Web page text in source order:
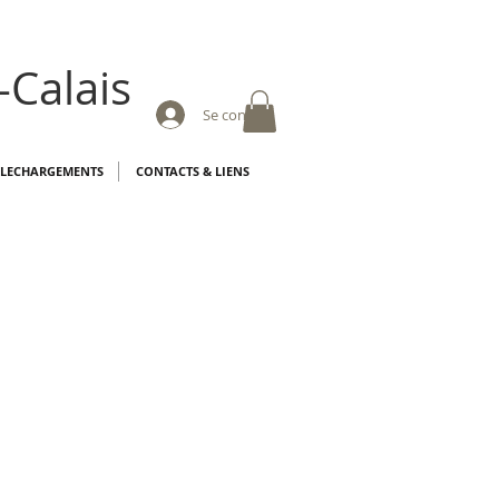
Se connecter
CONTACTS & LIENS